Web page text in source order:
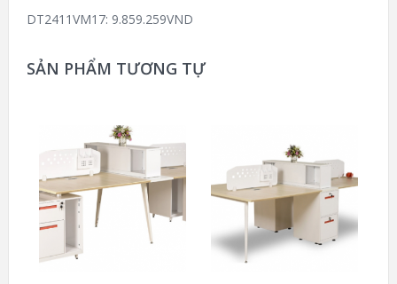
DT2411VM17: 9.859.259VND
SẢN PHẨM TƯƠNG TỰ